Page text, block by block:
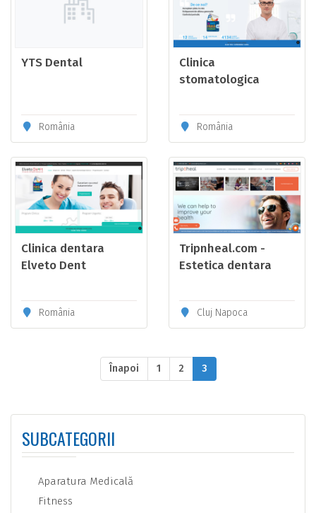
YTS Dental
România
Clinica
stomatologica
România
Clinica dentara
Elveto Dent
România
Tripnheal.com -
Estetica dentara
Cluj Napoca
Înapoi 1 2 3
SUBCATEGORII
Aparatura Medicală
Fitness